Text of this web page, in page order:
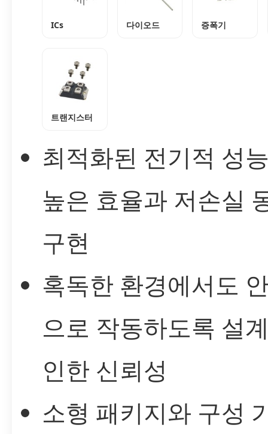
ICs 다이오드 증폭기
트랜지스터
최적화된 전기적 성
높은 효율과 저손실
구현
혹독한 환경에서도
으로 작동하도록 설
인한 신뢰성
소형 패키지와 구성